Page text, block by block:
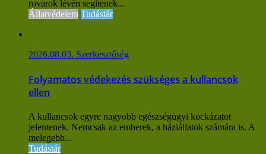
rovarok lévén segítenek...
Állatvédelem Tudástár
2026.08.03. Szerkesztőség
Folyamatos védekezés szükséges a kullancsok
ellen
A kullancsok egyre nagyobb egészségügyi kockázatot
jelentenek. Nemcsak az emberek, a háziállatok számára is. A
melegebb...
Tudástár